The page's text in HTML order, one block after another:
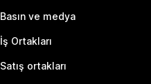
Basın ve medya
İş Ortakları
Satış ortakları